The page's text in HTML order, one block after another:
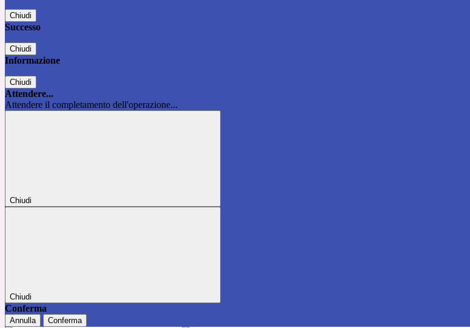
Chiudi
Successo
Chiudi
Informazione
Chiudi
Attendere...
Attendere il completamento dell'operazione...
Chiudi
Chiudi
Conferma
Annulla Conferma